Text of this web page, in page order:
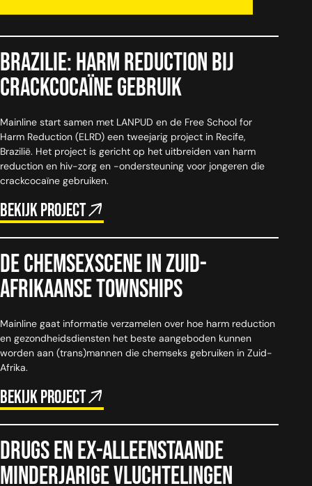
Brazilie: Harm reduction bij
crackcocaïne gebruik
Mainline start samen met LANPUD en de Free School for
Harm Reduction (ELRD) een tweejarig project in Recife,
Brazilië. Het project is gericht op het uitbreiden van harm
reduction en hiv-zorg en -ondersteuning voor jongeren die
crackcocaïne gebruiken.
Bekijk project
De chemsexscene in Zuid-
Afrikaanse townships
Mainline gaat informatie verzamelen over hoe harm reduction
en gezondheidsdiensten het beste aangeboden kunnen
worden aan (trans)mannen die chemseks gebruiken in Zuid-
Afrika.
Bekijk project
Drugs en ex-alleenstaande
minderjarige vluchtelingen